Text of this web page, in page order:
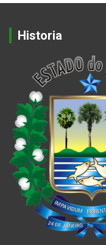
Historia